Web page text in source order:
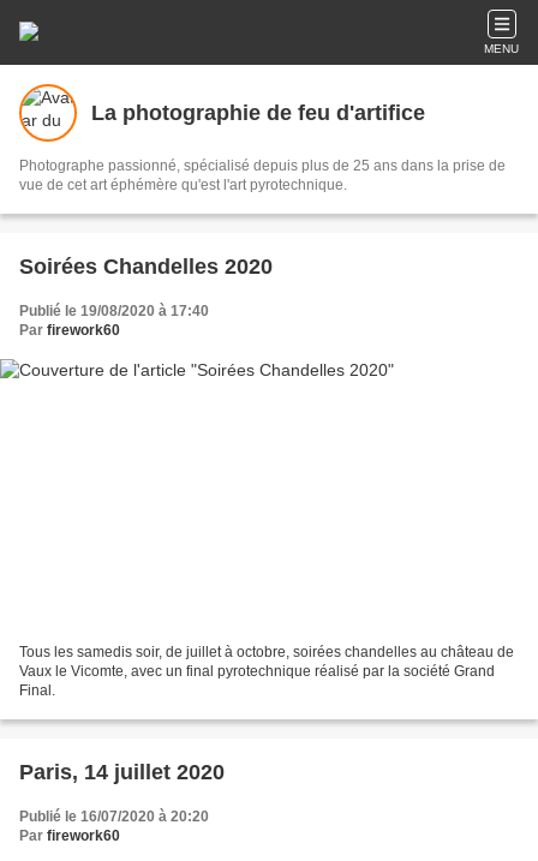
MENU
La photographie de feu d'artifice
Photographe passionné, spécialisé depuis plus de 25 ans dans la prise de
vue de cet art éphémère qu'est l'art pyrotechnique.
Soirées Chandelles 2020
Publié le 19/08/2020 à 17:40
Par firework60
Tous les samedis soir, de juillet à octobre, soirées chandelles au château de
Vaux le Vicomte, avec un final pyrotechnique réalisé par la société Grand
Final.
Paris, 14 juillet 2020
Publié le 16/07/2020 à 20:20
Par firework60